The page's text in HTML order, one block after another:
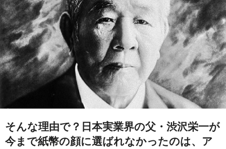
そんな理由で？日本実業界の父・渋沢栄一が
今まで紙幣の顔に選ばれなかったのは、ア